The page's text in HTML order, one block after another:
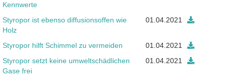
Kennwerte
Styropor ist ebenso diffusionsoffen wie
Holz
01.04.2021
Styropor hilft Schimmel zu vermeiden
01.04.2021
Styropor setzt keine umweltschädlichen
Gase frei
01.04.2021